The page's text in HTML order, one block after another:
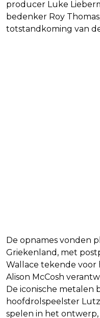
producer Luke
bedenker Roy
totstandkoming van
De opnames vonden
Griekenland, met
Wallace tekende voor
Alison McCosh
De iconische metalen
hoofdrolspeelster
spelen in het ontwerp,